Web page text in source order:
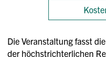
Die Veranstaltung fasst
der höchstrichterlichen